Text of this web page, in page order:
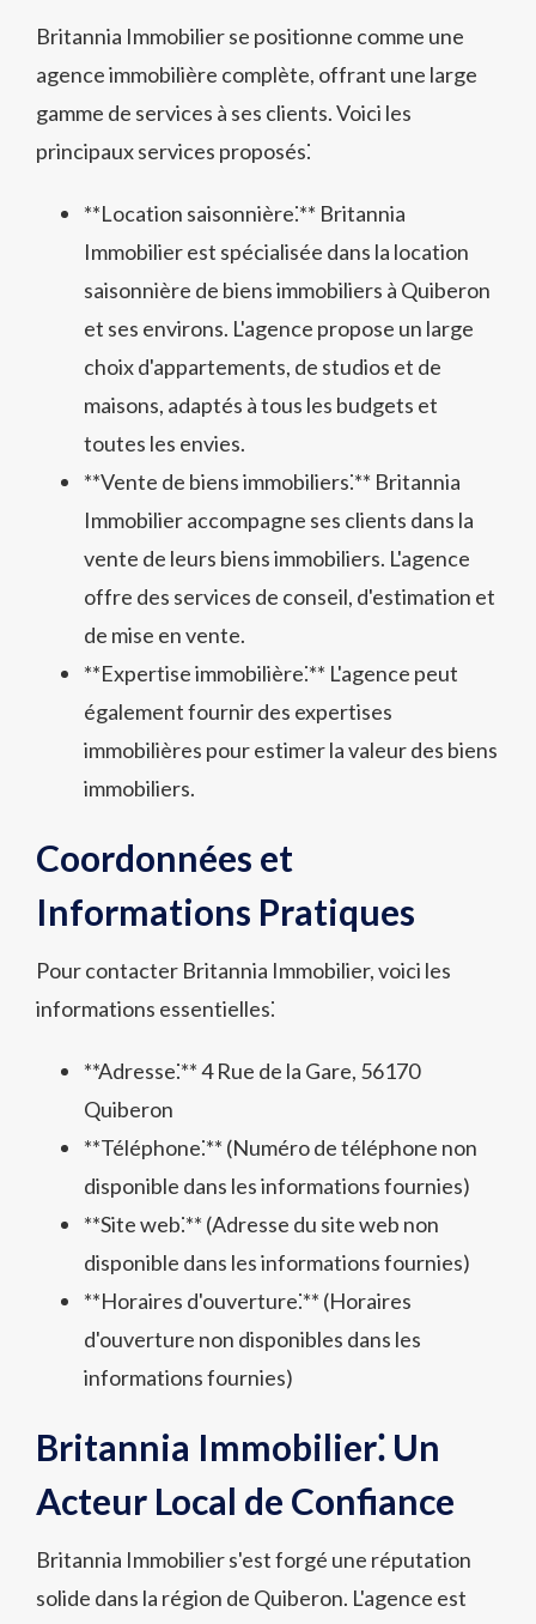
Britannia Immobilier se positionne comme une
agence immobilière complète, offrant une large
gamme de services à ses clients. Voici les
principaux services proposés⁚
**Location saisonnière⁚** Britannia
Immobilier est spécialisée dans la location
saisonnière de biens immobiliers à Quiberon
et ses environs. L'agence propose un large
choix d'appartements, de studios et de
maisons, adaptés à tous les budgets et
toutes les envies.
**Vente de biens immobiliers⁚** Britannia
Immobilier accompagne ses clients dans la
vente de leurs biens immobiliers. L'agence
offre des services de conseil, d'estimation et
de mise en vente.
**Expertise immobilière⁚** L'agence peut
également fournir des expertises
immobilières pour estimer la valeur des biens
immobiliers.
Coordonnées et
Informations Pratiques
Pour contacter Britannia Immobilier, voici les
informations essentielles⁚
**Adresse⁚** 4 Rue de la Gare, 56170
Quiberon
**Téléphone⁚** (Numéro de téléphone non
disponible dans les informations fournies)
**Site web⁚** (Adresse du site web non
disponible dans les informations fournies)
**Horaires d'ouverture⁚** (Horaires
d'ouverture non disponibles dans les
informations fournies)
Britannia Immobilier⁚ Un
Acteur Local de Confiance
Britannia Immobilier s'est forgé une réputation
solide dans la région de Quiberon. L'agence est